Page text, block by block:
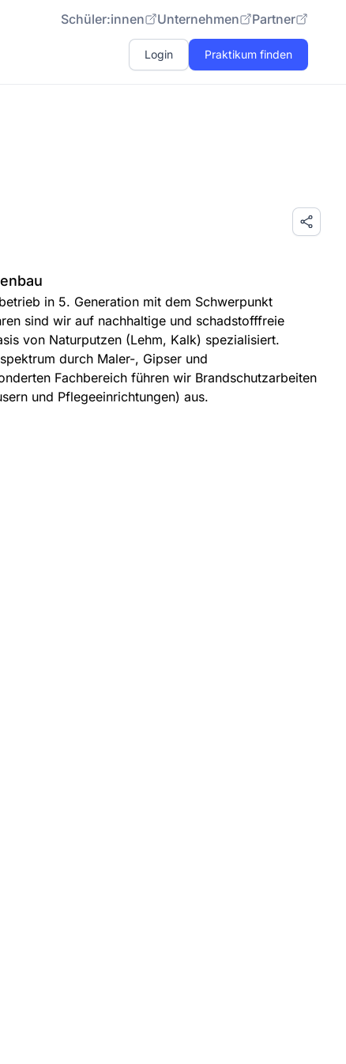
Schüler:innen Unternehmen Partner
Login Praktikum finden
in 5. Generation mit dem Schwerpunkt
sind wir auf nachhaltige und schadstofffreie
von Naturputzen (Lehm, Kalk) spezialisiert.
durch Maler-, Gipser und
Fachbereich führen wir Brandschutzarbeiten
und Pflegeeinrichtungen) aus.